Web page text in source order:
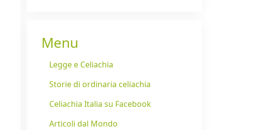
Menu
Legge e Celiachia
Storie di ordinaria celiachia
Celiachia Italia su Facebook
Articoli dal Mondo